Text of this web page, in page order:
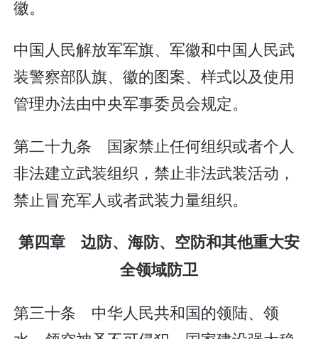
徽。
中国人民解放军军旗、军徽和中国人民武
装警察部队旗、徽的图案、样式以及使用
管理办法由中央军事委员会规定。
第二十九条 国家禁止任何组织或者个人
非法建立武装组织，禁止非法武装活动，
禁止冒充军人或者武装力量组织。
第四章 边防、海防、空防和其他重大安
全领域防卫
第三十条 中华人民共和国的领陆、领